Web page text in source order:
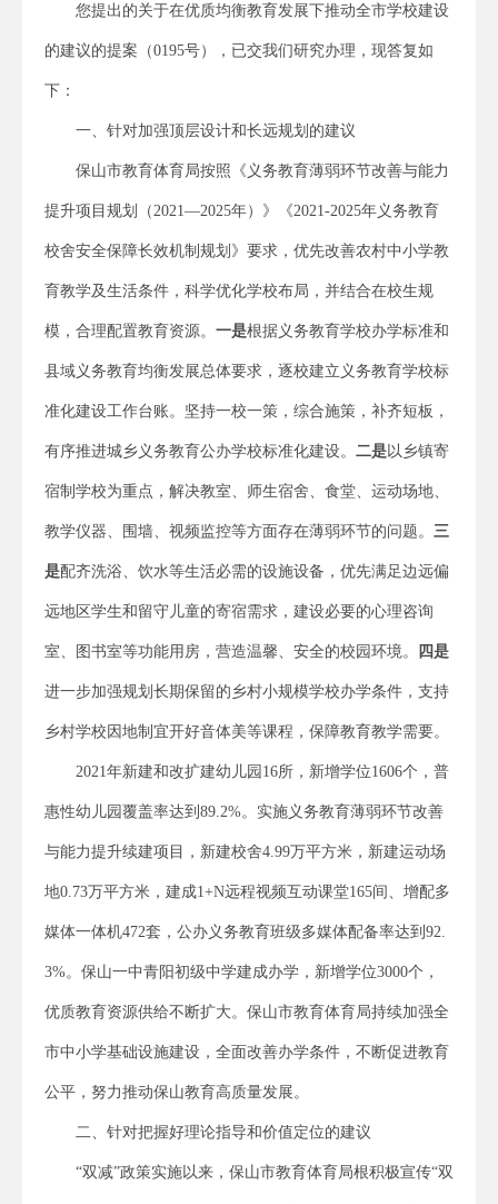
您提出的关于在优质均衡教育发展下推动全市学校建设
的建议的提案（0195号），已交我们研究办理，现答复如
下：
一、针对加强顶层设计和长远规划的建议
保山市教育体育局按照《义务教育薄弱环节改善与能力
提升项目规划（2021—2025年）》《2021-2025年义务教育
校舍安全保障长效机制规划》要求，优先改善农村中小学教
育教学及生活条件，科学优化学校布局，并结合在校生规
模，合理配置教育资源。 一是根据义务教育学校办学标准和
县域义务教育均衡发展总体要求，逐校建立义务教育学校标
准化建设工作台账。坚持一校一策，综合施策，补齐短板，
有序推进城乡义务教育公办学校标准化建设。 二是以乡镇寄
宿制学校为重点，解决教室、师生宿舍、食堂、运动场地、
教学仪器、围墙、视频监控等方面存在薄弱环节的问题。 三
是配齐洗浴、饮水等生活必需的设施设备，优先满足边远偏
远地区学生和留守儿童的寄宿需求，建设必要的心理咨询
室、图书室等功能用房，营造温馨、安全的校园环境。 四是
进一步加强规划长期保留的乡村小规模学校办学条件，支持
乡村学校因地制宜开好音体美等课程，保障教育教学需要。
2021年新建和改扩建幼儿园16所，新增学位1606个，普
惠性幼儿园覆盖率达到89.2%。实施义务教育薄弱环节改善
与能力提升续建项目，新建校舍4.99万平方米，新建运动场
地0.73万平方米，建成1+N远程视频互动课堂165间、增配多
媒体一体机472套，公办义务教育班级多媒体配备率达到92.
3%。保山一中青阳初级中学建成办学，新增学位3000个，
优质教育资源供给不断扩大。保山市教育体育局持续加强全
市中小学基础设施建设，全面改善办学条件，不断促进教育
公平，努力推动保山教育高质量发展。
二、针对把握好理论指导和价值定位的建议
“双减”政策实施以来，保山市教育体育局根积极宣传“双